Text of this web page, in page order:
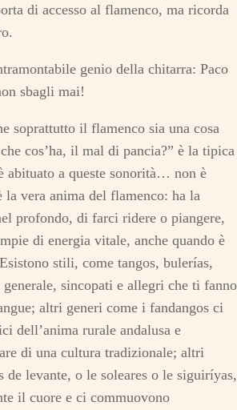
di accesso al flamenco, ma ricorda
genio della chitarra: Paco
sbagli mai!
soprattutto il flamenco sia una cosa
cos’ha, il mal di pancia?” è la tipica
abituato a queste sonorità… non è
vera anima del flamenco: ha la
profondo, di farci ridere o piangere,
di energia vitale, anche quando è
stili, come tangos, bulerías,
sincopati e allegri che ti fanno
altri generi come i fandangos ci
dell’anima rurale andalusa e
di una cultura tradizionale; altri
de levante, o le soleares o le siguiríyas,
il cuore e ci commuovono